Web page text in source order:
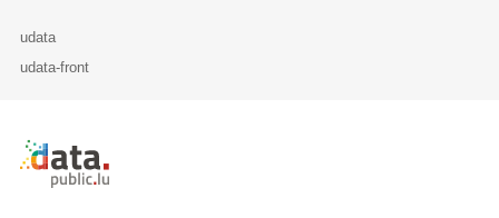
udata
udata-front
Retour à l'accueil de data.public.lu